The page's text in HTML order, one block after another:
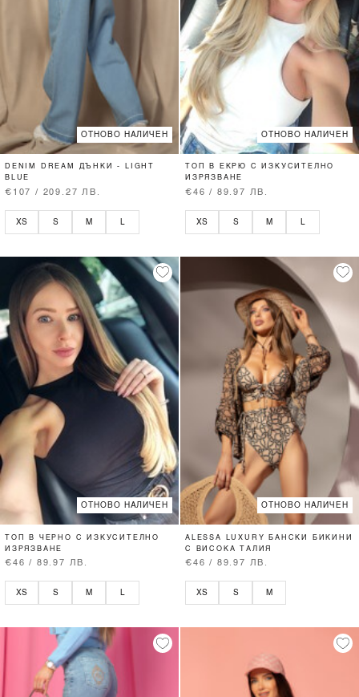
ОТНОВО НАЛИЧЕН
DENIM DREAM ДЪНКИ - LIGHT
BLUE
€107 / 209.27 ЛВ.
XS S M
ОТНОВО НАЛИЧЕН
ТОП В ЕКРЮ С ИЗКУСИТЕЛНО
ИЗРЯЗВАНЕ
€46 / 89.97 ЛВ.
XS S M
ОТНОВО НАЛИЧЕН
ТОП В ЧЕРНО С ИЗКУСИТЕЛНО
ИЗРЯЗВАНЕ
€46 / 89.97 ЛВ.
XS S M L
ОТНОВО НАЛИЧЕН
ALESSA LUXURY БАНСКИ БИКИНИ
С ВИСОКА ТАЛИЯ
€46 / 89.97 ЛВ.
XS S M